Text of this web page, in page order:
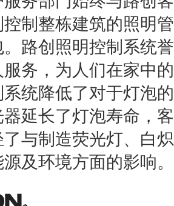
制整栋建筑的照明
路创照明控制系统
务，为人们在家中
统降低了对于灯泡
延长了灯泡寿命，
与制造荧光灯、白
及环境方面的影响。